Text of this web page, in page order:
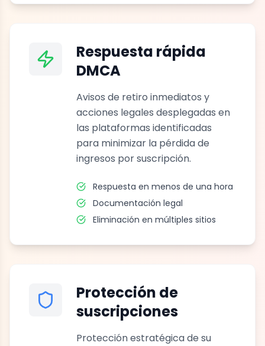
Respuesta rápida
DMCA
Avisos de retiro inmediatos y
acciones legales desplegadas en
las plataformas identificadas
para minimizar la pérdida de
ingresos por suscripción.
Respuesta en menos de una hora
Documentación legal
Eliminación en múltiples sitios
Protección de
suscripciones
Protección estratégica de su